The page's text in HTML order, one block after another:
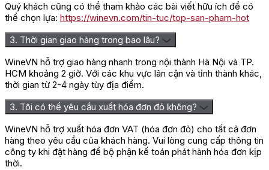
Quý khách cũng có thể tham khảo các bài viết hữu ích để có
thể chọn lựa: https://winevn.com/tin-tuc/top-san-pham-hot
3. Thời gian giao hàng trong bao lâu?
WineVN hỗ trợ giao hàng nhanh trong nội thành Hà Nội và TP.
HCM khoảng 2 giờ. Với các khu vực lân cận và tỉnh thành khác,
thời gian từ 2-4 ngày tùy địa điểm.
3. Tôi có thể yêu cầu xuất hóa đơn đỏ không?
WineVN hỗ trợ xuất hóa đơn VAT (hóa đơn đỏ) cho tất cả đơn
hàng theo yêu cầu của khách hàng. Vui lòng cung cấp thông tin
công ty khi đặt hàng để bộ phận kế toán phát hành hóa đơn kịp
thời.